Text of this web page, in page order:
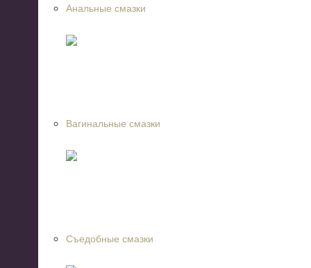
Анальные смазки
Вагинальные смазки
Съедобные смазки